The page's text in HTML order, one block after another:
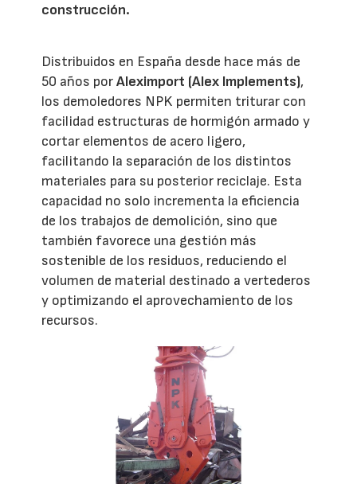
construcción.
Distribuidos en España desde hace más de
50 años porAleximport (Alex Implements),
los demoledores NPK permiten triturar con
facilidad estructuras de hormigón armado y
cortar elementos de acero ligero,
facilitando la separación de los distintos
materiales para su posterior reciclaje. Esta
capacidad no solo incrementa la eficiencia
de los trabajos de demolición, sino que
también favorece una gestión más
sostenible de los residuos, reduciendo el
volumen de material destinado a vertederos
y optimizando el aprovechamiento de los
recursos.